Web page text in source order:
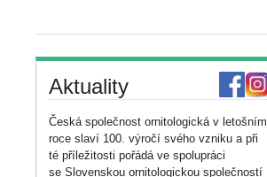
Aktuality
Česká společnost ornitologická v letošním
roce slaví 100. výročí svého vzniku a při
té příležitosti pořádá ve spolupráci
se Slovenskou ornitologickou společností